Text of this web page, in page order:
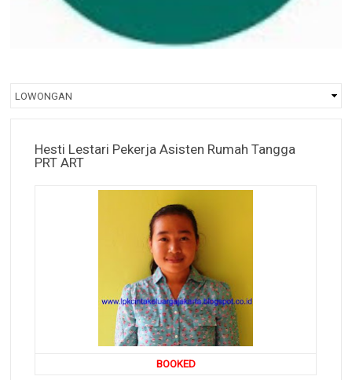
Hesti Lestari Pekerja Asisten Rumah Tangga
PRT ART
BOOKED